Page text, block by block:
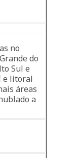
no
do
Sul e
e litoral
áreas
a